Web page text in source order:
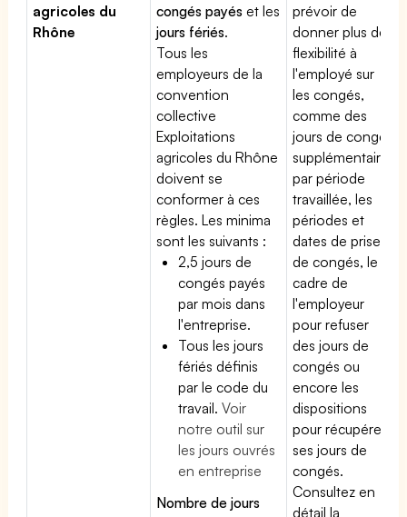
agricoles du
Rhône
congés payés et les
jours fériés.
Tous les
employeurs de la
convention
collective
Exploitations
agricoles du Rhône
doivent se
conformer à ces
règles. Les minima
sont les suivants :
2,5 jours de
congés payés
par mois dans
l'entreprise.
Tous les jours
fériés définis
par le code du
travail.Voir
notre outil sur
les jours ouvrés
en entreprise
Nombre de jours
prévoir de
donner plus de
flexibilité à
l'employé sur
les congés,
comme des
jours de congé
supplémentaires
par période
travaillée, les
périodes et
dates de prise
de congés, le
cadre de
l'employeur
pour refuser
des jours de
congés ou
encore les
dispositions
pour récupérer
ses jours de
congés.
Consultez en
détail la